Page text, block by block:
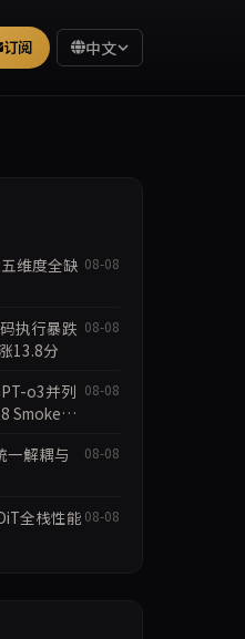
订阅 中文
维度全缺 08-08
执行暴跌
13.8分
08-08
o3并列
Smoke快
08-08
一解耦与
08-08
全栈性能 08-08